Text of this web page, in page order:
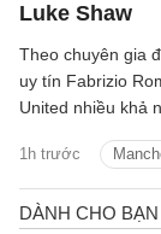
Luke Shaw
1h trước
Theo chuyên gia
uy tín Fabrizio
United nhiều khả
trọng tâm tiếp
chuyển nhượng